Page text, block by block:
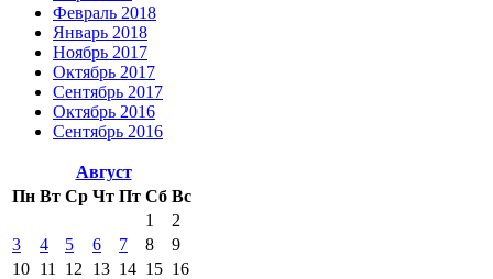
Февраль 2018
Январь 2018
Ноябрь 2017
Октябрь 2017
Сентябрь 2017
Октябрь 2016
Сентябрь 2016
Август
Пн Вт Ср Чт Пт Сб Вс
1
2
3
4 5 6 7 8
9
10 11 12 13 14 15 16